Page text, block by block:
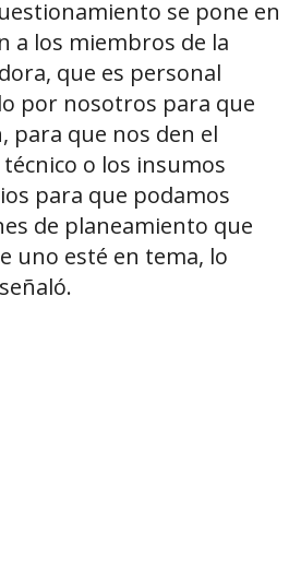
se pone en
a los miembros de la
que es personal
por nosotros para que
para que nos den el
o los insumos
para que podamos
de planeamiento que
uno esté en tema, lo